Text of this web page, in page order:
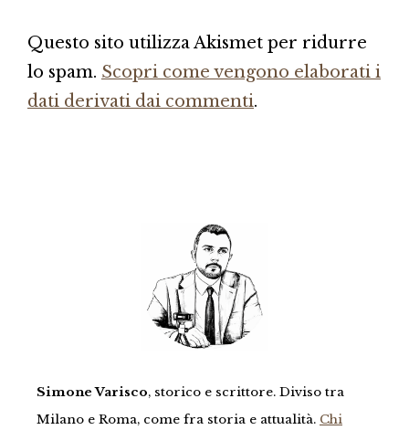
Questo sito utilizza Akismet per ridurre
lo spam. Scopri come vengono elaborati i
dati derivati dai commenti.
Simone Varisco, storico e scrittore. Diviso tra
Milano e Roma, come fra storia e attualità. Chi